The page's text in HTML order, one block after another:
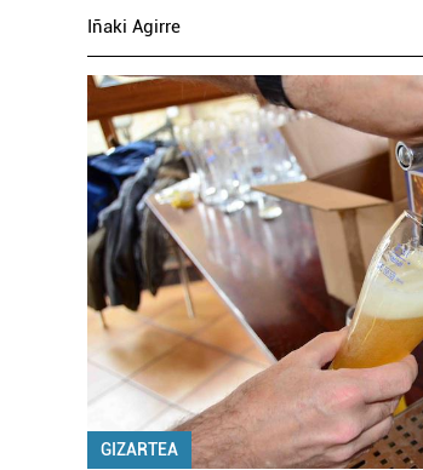
Iñaki Agirre
GIZARTEA